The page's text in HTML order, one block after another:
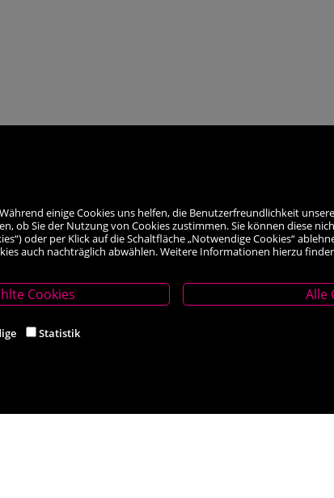
Filiale Ternitz
Theodor-Körner-Platz 6, 2630 Ternitz
Öffnungszeiten
einige Cookies uns helfen, die Benutzerfreundlichkeit
ob Sie der Nutzung von Cookies zustimmen. Sie können diese
oder per Klick auf die Schaltfläche „Notwendige Cookies“
auch nachträglich abwählen. Weitere Informationen hierzu
Cookies Alle
Statistik